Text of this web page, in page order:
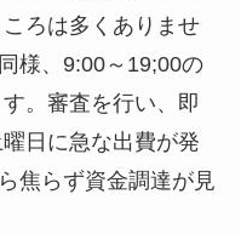
ろは多くありませ
様、9:00～19;00の
。審査を行い、即
日に急な出費が発
焦らず資金調達が見